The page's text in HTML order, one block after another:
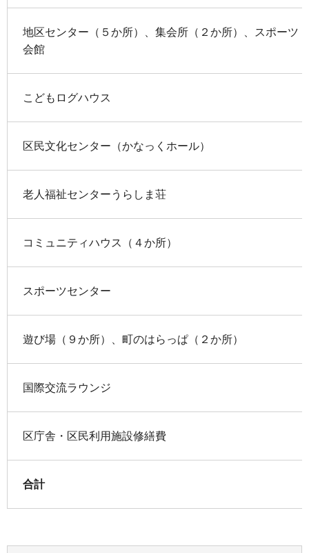
地区センター（５か所）、集会所（２か所）、スポーツ
会館
こどもログハウス
区民文化センター（かなっくホール）
老人福祉センターうらしま荘
コミュニティハウス（４か所）
スポーツセンター
遊び場（９か所）、町のはらっぱ（２か所）
国際交流ラウンジ
区庁舎・区民利用施設修繕費
合計